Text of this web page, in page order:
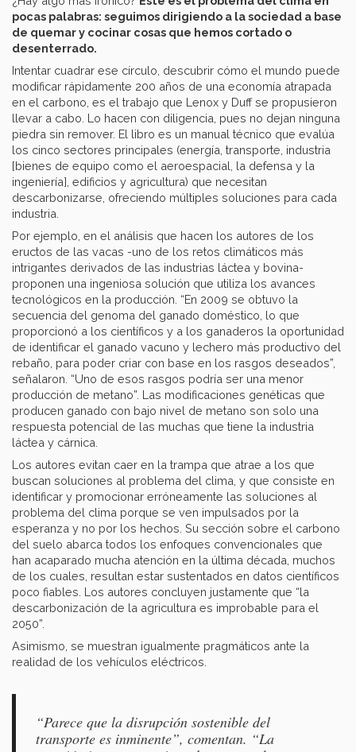
pocas palabras: seguimos dirigiendo a la sociedad a base
de quemar y cocinar cosas que hemos cortado o
desenterrado.
Intentar cuadrar ese círculo, descubrir cómo el mundo puede
modificar rápidamente 200 años de una economía atrapada
en el carbono, es el trabajo que Lenox y Duff se propusieron
llevar a cabo. Lo hacen con diligencia, pues no dejan ninguna
piedra sin remover. El libro es un manual técnico que evalúa
los cinco sectores principales (energía, transporte, industria
[bienes de equipo como el aeroespacial, la defensa y la
ingeniería], edificios y agricultura) que necesitan
descarbonizarse, ofreciendo múltiples soluciones para cada
industria.
Por ejemplo, en el análisis que hacen los autores de los
eructos de las vacas -uno de los retos climáticos más
intrigantes derivados de las industrias láctea y bovina-
proponen una ingeniosa solución que utiliza los avances
tecnológicos en la producción. “En 2009 se obtuvo la
secuencia del genoma del ganado doméstico, lo que
proporcionó a los científicos y a los ganaderos la oportunidad
de identificar el ganado vacuno y lechero más productivo del
rebaño, para poder criar con base en los rasgos deseados”,
señalaron. “Uno de esos rasgos podría ser una menor
producción de metano”. Las modificaciones genéticas que
producen ganado con bajo nivel de metano son solo una
respuesta potencial de las muchas que tiene la industria
láctea y cárnica.
Los autores evitan caer en la trampa que atrae a los que
buscan soluciones al problema del clima, y que consiste en
identificar y promocionar erróneamente las soluciones al
problema del clima porque se ven impulsados por la
esperanza y no por los hechos. Su sección sobre el carbono
del suelo abarca todos los enfoques convencionales que
han acaparado mucha atención en la última década, muchos
de los cuales, resultan estar sustentados en datos científicos
poco fiables. Los autores concluyen justamente que “la
descarbonización de la agricultura es improbable para el
2050”.
Asimismo, se muestran igualmente pragmáticos ante la
realidad de los vehículos eléctricos.
“Parece que la disrupción sostenible del
transporte es inminente”, comentan. “La